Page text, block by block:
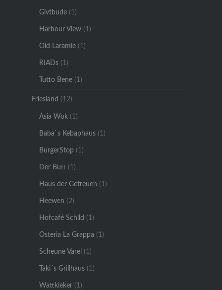
Givtbude(1)
Harbour View(1)
Old Laramie(1)
RIADs(1)
Tutto Bene(1)
Friesland (12)
Asia Wok(1)
Baba`s Kebaphaus(1)
BurgerStop (1)
Der Butt(1)
Haus der Getreuen (1)
Heewen (2)
Hofcafé Schild (1)
Osteria La Grappa (1)
Scheune Varel (1)
Taki´s Grillhaus(1)
Wattkieker(1)